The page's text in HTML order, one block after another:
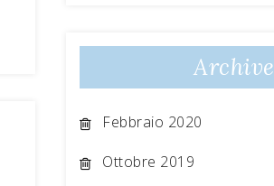
Archive
Febbraio 2020
Ottobre 2019